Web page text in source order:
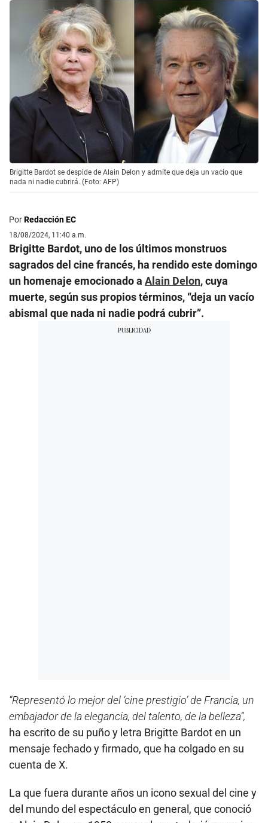
Brigitte Bardot se despide de Alain Delon y admite que deja un vacío que
nada ni nadie cubrirá. (Foto: AFP)
PorRedacción EC
18/08/2024, 11:40 a.m.
Brigitte Bardot, uno de los últimos monstruos
sagrados del cine francés, ha rendido este domingo
un homenaje emocionado a Alain Delon, cuya
muerte, según sus propios términos, “deja un vacío
abismal que nada ni nadie podrá cubrir”.
“Representó lo mejor del ‘cine prestigio’ de Francia, un
embajador de la elegancia, del talento, de la belleza”,
ha escrito de su puño y letra Brigitte Bardot en un
mensaje fechado y firmado, que ha colgado en su
cuenta de X.
La que fuera durante años un icono sexual del cine y
del mundo del espectáculo en general, que conoció